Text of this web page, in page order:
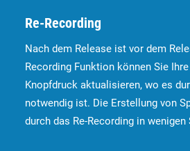
Re-Recording
Nach dem Release ist vor dem
Recording Funktion können Sie
Knopfdruck aktualisieren, wo es
notwendig ist. Die Erstellung von
durch das Re-Recording in wenigen